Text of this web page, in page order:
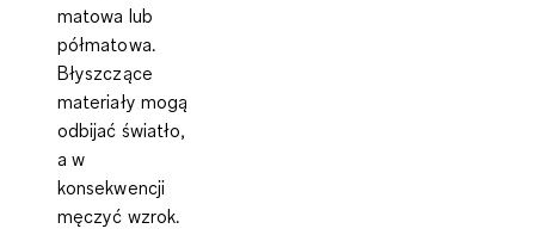
matowa lub
półmatowa.
Błyszczące
materiały mogą
odbijać światło,
a w
konsekwencji
męczyć wzrok.